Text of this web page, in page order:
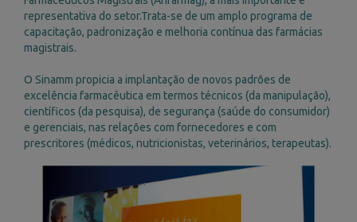
Sem prejuízo das demais disposições aqui contidas e
de outras medidas que entender cabíveis, a Dermobel
poderá advertir, suspender ou cancelar, temporária ou
definitivamente, o cadastro e a Conta do USUÁRIO, a
qualquer tempo, iniciando as ações legais cabíveis e/ou
suspendendo a execução destes “Termos de Uso”, se o
USUÁRIO não cumprir qualquer dispositivo aqui
previsto e demais políticas do termo de uso.
Envio de mensagens de marketing
A Dermobel solicitará, quando do cadastrado em nosso
Site, o consentimento para envio de mensagens e
notificações sobre atividades, anúncios, informações
promocionais, campanhas de marketing em geral,
representativa do setor.Trata-se de um amplo programa de
capacitação, padronização e melhoria contínua das farmácias
magistrais.
O Sinamm propicia a implantação de novos padrões de
excelência farmacêutica em termos técnicos (da manipulação),
científicos (da pesquisa), de segurança (saúde do consumidor)
e gerenciais, nas relações com fornecedores e com
prescritores (médicos, nutricionistas, veterinários, terapeutas).